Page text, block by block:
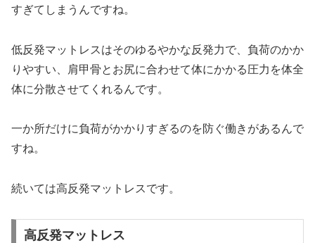
すぎてしまうんですね。
低反発マットレスはそのゆるやかな反発力で、負荷のかか
りやすい、肩甲骨とお尻に合わせて体にかかる圧力を体全
体に分散させてくれるんです。
一か所だけに負荷がかかりすぎるのを防ぐ働きがあるんで
すね。
続いては高反発マットレスです。
高反発マットレス